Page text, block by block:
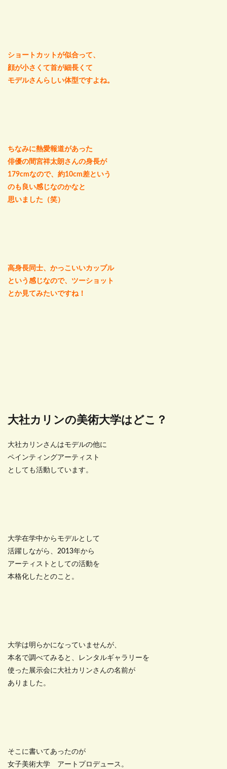
ショートカットが似合って、
顔が小さくて首が細長くて
モデルさんらしい体型ですよね。
ちなみに熱愛報道があった
俳優の間宮祥太朗さんの身長が
179cmなので、約10cm差という
のも良い感じなのかなと
思いました（笑）
高身長同士、かっこいいカップル
という感じなので、ツーショット
とか見てみたいですね！
大社カリンの美術大学はどこ？
大社カリンさんはモデルの他に
ペインティングアーティスト
としても活動しています。
大学在学中からモデルとして
活躍しながら、2013年から
アーティストとしての活動を
本格化したとのこと。
大学は明らかになっていませんが、
本名で調べてみると、レンタルギャラリーを
使った展示会に大社カリンさんの名前が
ありました。
そこに書いてあったのが
女子美術大学 アートプロデュース。